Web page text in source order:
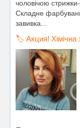
чоловічою
Складне
завивка...
🏷️ Акция! Хімічна